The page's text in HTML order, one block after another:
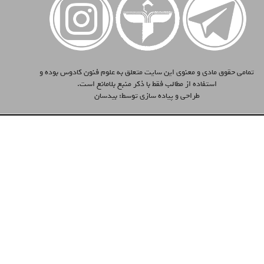
تمامی حقوق مادی و معنوی این سایت متعلق به علوم فنون کادوس بوده و
استفاده از مطالب فقط با ذکر منبع بلامانع است.
طراحی و پیاده سازی توسط:بیدسان